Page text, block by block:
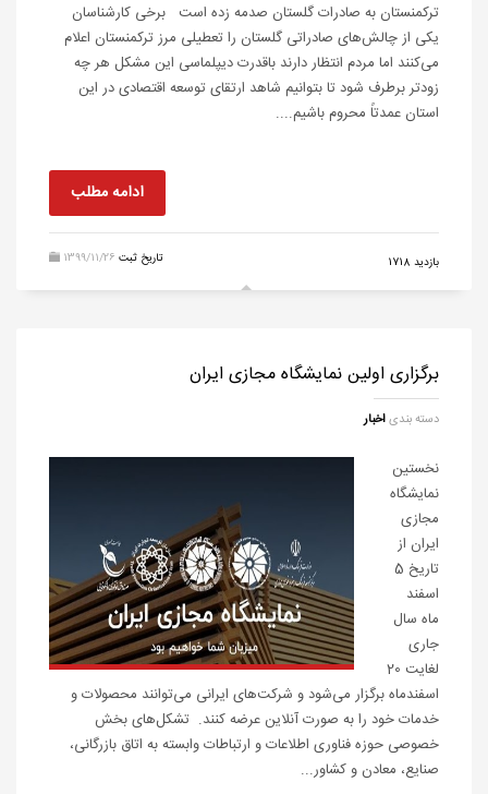
ترکمنستان به صادرات گلستان صدمه زده است برخی کارشناسان
یکی از چالش‌های صادراتی گلستان را تعطیلی مرز ترکمنستان اعلام
می‌کنند اما مردم انتظار دارند باقدرت دیپلماسی این مشکل هر چه
زودتر برطرف شود تا بتوانیم شاهد ارتقای توسعه اقتصادی در این
استان عمدتاً محروم باشیم....
ادامه مطلب
1399/11/26 تاریخ ثبت بازدید 1718
برگزاری اولین نمایشگاه مجازی ایران
دسته بندیاخبار
نخستین
نمایشگاه
مجازی
ایران از
تاریخ 5
اسفند
ماه سال
جاری
لغایت 20
اسفندماه برگزار می‌شود و شرکت‌های ایرانی می‌توانند محصولات و
خدمات خود را به صورت آنلاین عرضه کنند. تشکل‌های بخش
‌خصوصی حوزه فناوری اطلاعات و ارتباطات وابسته به اتاق بازرگانی،
صنایع، معادن و کشاور...